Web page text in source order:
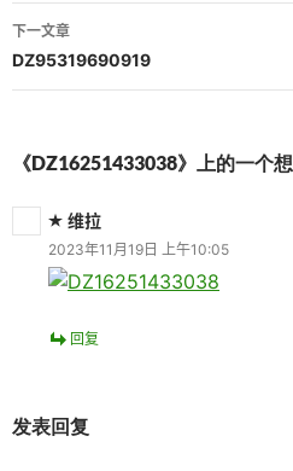
导
航
下一文章
DZ95319690919
《DZ16251433038》上的一个
维拉
2023年11月19日 上午10:05
回复
发表回复